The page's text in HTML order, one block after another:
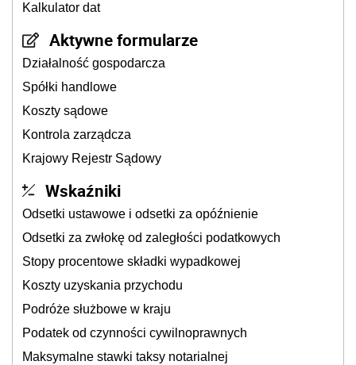
Kalkulator dat
Aktywne formularze
Działalność gospodarcza
Spółki handlowe
Koszty sądowe
Kontrola zarządcza
Krajowy Rejestr Sądowy
Wskaźniki
Odsetki ustawowe i odsetki za opóźnienie
Odsetki za zwłokę od zaległości podatkowych
Stopy procentowe składki wypadkowej
Koszty uzyskania przychodu
Podróże służbowe w kraju
Podatek od czynności cywilnoprawnych
Maksymalne stawki taksy notarialnej